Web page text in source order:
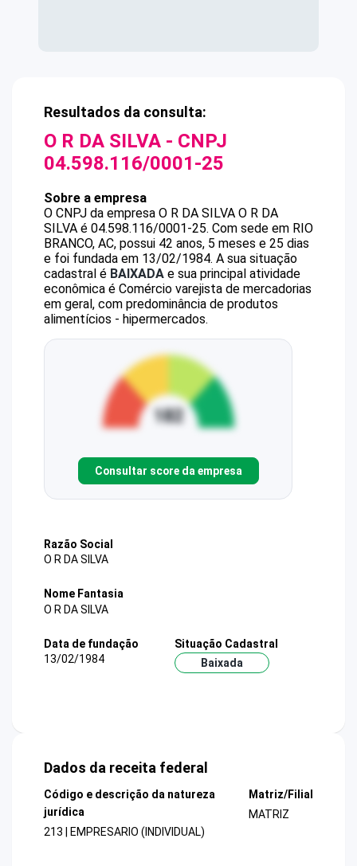
Resultados da consulta:
O R DA SILVA - CNPJ
04.598.116/0001-25
Sobre a empresa
O CNPJ da empresa O R DA SILVA O R DA
SILVA é 04.598.116/0001-25. Com sede em RIO
BRANCO, AC, possui 42 anos, 5 meses e 25 dias
e foi fundada em 13/02/1984. A sua situação
cadastral é BAIXADA e sua principal atividade
econômica é Comércio varejista de mercadorias
em geral, com predominância de produtos
alimentícios - hipermercados.
Consultar score da empresa
Razão Social
O R DA SILVA
Nome Fantasia
O R DA SILVA
Data de fundação
13/02/1984
Situação Cadastral
Baixada
Dados da receita federal
Código e descrição da natureza
jurídica
213 | EMPRESARIO (INDIVIDUAL)
Matriz/Filial
MATRIZ